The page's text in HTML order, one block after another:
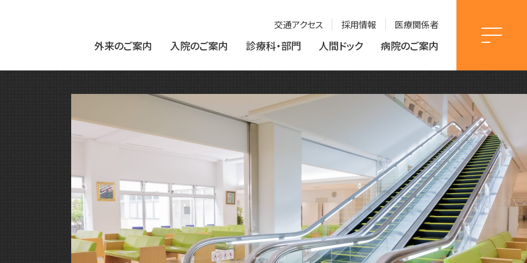
交通アクセス 採用情報 医療関係者
外来のご案内 入院のご案内 診療科・部門 人間ドック 病院のご案内